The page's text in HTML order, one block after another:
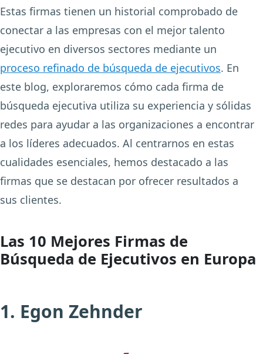
Estas firmas tienen un historial comprobado de
conectar a las empresas con el mejor talento
ejecutivo en diversos sectores mediante un
proceso refinado de búsqueda de ejecutivos. En
este blog, exploraremos cómo cada firma de
búsqueda ejecutiva utiliza su experiencia y sólidas
redes para ayudar a las organizaciones a encontrar
a los líderes adecuados. Al centrarnos en estas
cualidades esenciales, hemos destacado a las
firmas que se destacan por ofrecer resultados a
sus clientes.
Las 10 Mejores Firmas de
Búsqueda de Ejecutivos en Europa
1. Egon Zehnder